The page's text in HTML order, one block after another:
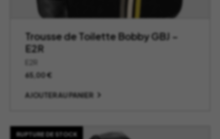
Trousse de Toilette Bobby GBJ –
E2R
65,00€
AJOUTER AU PANIER
RUPTURE DE STOCK